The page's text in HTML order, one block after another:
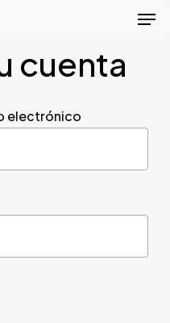
cuenta
electrónico